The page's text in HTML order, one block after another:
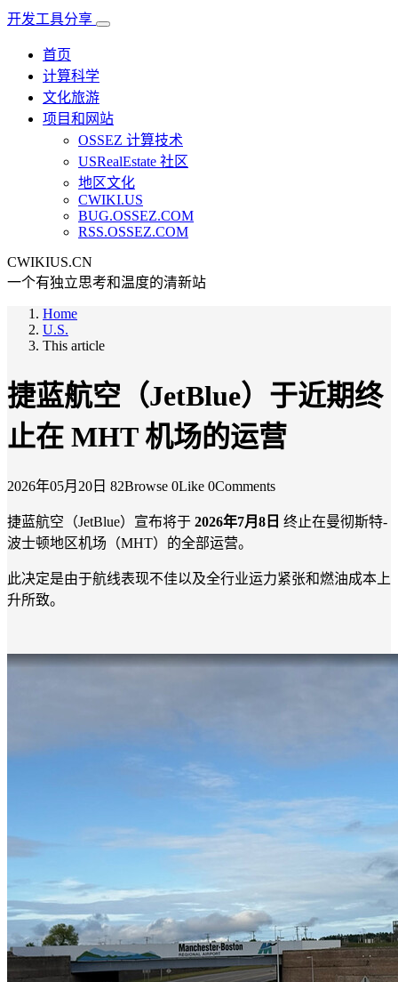
开发工具分享
首页
计算科学
文化旅游
项目和网站
OSSEZ 计算技术
USRealEstate 社区
地区文化
CWIKI.US
BUG.OSSEZ.COM
RSS.OSSEZ.COM
CWIKIUS.CN
一个有独立思考和温度的清新站
Home
U.S.
This article
捷蓝航空（JetBlue）于近期终
止在 MHT 机场的运营
2026年05月20日 82Browse 0Like 0Comments
捷蓝航空（JetBlue）宣布将于 2026年7月8日 终止在曼彻斯特-
波士顿地区机场（MHT）的全部运营。
此决定是由于航线表现不佳以及全行业运力紧张和燃油成本上
升所致。